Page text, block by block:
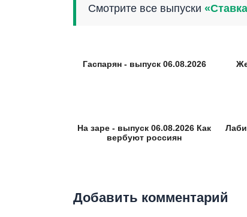
Смотрите все выпуски
Гаспарян - выпуск 06.08.2026
На заре - выпуск 06.08.2026 Как
вербуют россиян
Добавить комментарий